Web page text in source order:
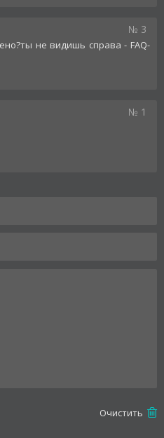
№ 3
не видишь справа - FAQ-
№ 1
Oчистить